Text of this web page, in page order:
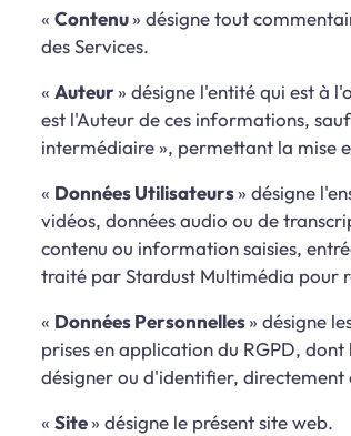
« Contenu» désigne tout
des Services.
« Auteur» désigne l'entité qui est à
est l'Auteur de ces informations,
intermédiaire », permettant la mise
« Données Utilisateurs» désigne
vidéos, données audio ou de
contenu ou information saisies,
traité par Stardust Multimédia pour
« Données Personnelles» désigne
prises en application du RGPD,
désigner ou d'identifier, directement
« Site» désigne le présent site web.